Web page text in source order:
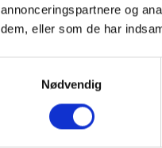
annonceringspartnere og
dem, eller som de har
Nødvendig